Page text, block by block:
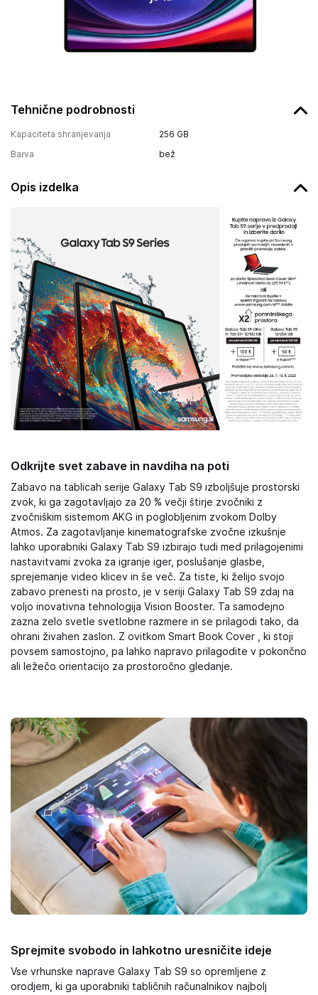
Tehnične podrobnosti
Kapaciteta shranjevanja
256 GB
Barva
bež
Opis izdelka
Odkrijte svet zabave in navdiha na poti
Zabavo na tablicah serije Galaxy Tab S9 izboljšuje prostorski
zvok, ki ga zagotavljajo za 20 % večji štirje zvočniki z
zvočniškim sistemom AKG in poglobljenim zvokom Dolby
Atmos. Za zagotavljanje kinematografske zvočne izkušnje
lahko uporabniki Galaxy Tab S9 izbirajo tudi med prilagojenimi
nastavitvami zvoka za igranje iger, poslušanje glasbe,
sprejemanje video klicev in še več. Za tiste, ki želijo svojo
zabavo prenesti na prosto, je v seriji Galaxy Tab S9 zdaj na
voljo inovativna tehnologija Vision Booster. Ta samodejno
zazna zelo svetle svetlobne razmere in se prilagodi tako, da
ohrani živahen zaslon. Z ovitkom Smart Book Cover , ki stoji
povsem samostojno, pa lahko napravo prilagodite v pokončno
ali ležečo orientacijo za prostoročno gledanje.
Sprejmite svobodo in lahkotno uresničite ideje
Vse vrhunske naprave Galaxy Tab S9 so opremljene z
orodjem, ki ga uporabniki tabličnih računalnikov najbolj